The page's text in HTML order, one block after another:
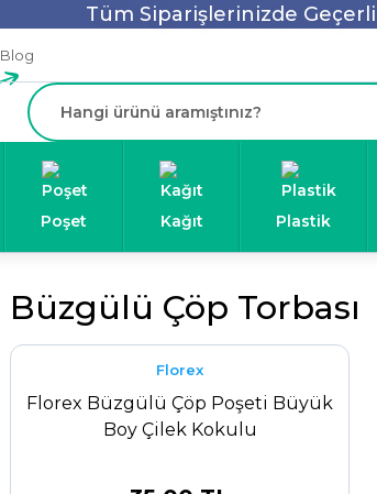
Tüm Siparişlerinizde Geçerli
Blog
Poşet Kağıt Plastik
Büzgülü Çöp Torbası
Florex
Florex Büzgülü Çöp Poşeti Büyük
Boy Çilek Kokulu